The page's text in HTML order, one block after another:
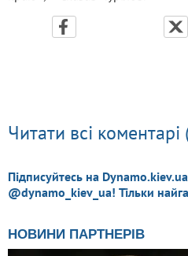
Читати всі коментарі
Підписуйтесь на
@dynamo_kiev_ua! Тільки